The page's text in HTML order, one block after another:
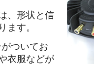
、形状と信
ます。
ついてお
衣服などが